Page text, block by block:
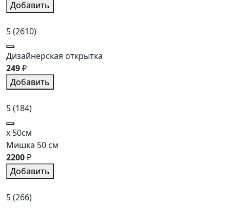
Добавить
5(2610)
Дизайнерская открытка
249₽
Добавить
5(184)
x 50см
Мишка 50 см
2200₽
Добавить
5(266)